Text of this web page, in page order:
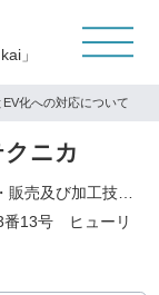
」
化への対応について
ニカ
自動車関連部品等の製造・販売及び加工技術開発、物流業務並びに輸出業務
番13号 ヒューリ